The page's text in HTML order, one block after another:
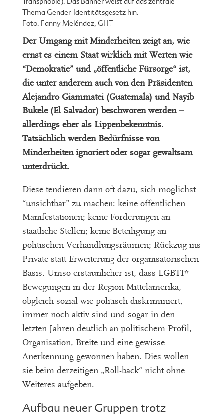
Transphobie). Das Banner weist auf das zentrale
Thema Gender-Identitätsgesetz hin.
Foto: Fanny Meléndez, GHT
Der Umgang mit Minderheiten zeigt an, wie
ernst es einem Staat wirklich mit Werten wie
“Demokratie” und „öffentliche Fürsorge“ ist,
die unter anderem auch von den Präsidenten
Alejandro Giammatei (Guatemala) und Nayib
Bukele (El Salvador) beschworen werden –
allerdings eher als Lippenbekenntnis.
Tatsächlich werden Bedürfnisse von
Minderheiten ignoriert oder sogar gewaltsam
unterdrückt.
Diese tendieren dann oft dazu, sich möglichst
“unsichtbar” zu machen: keine öffentlichen
Manifestationen; keine Forderungen an
staatliche Stellen; keine Beteiligung an
politischen Verhandlungsräumen; Rückzug ins
Private statt Erweiterung der organisatorischen
Basis. Umso erstaunlicher ist, dass LGBTI*-
Bewegungen in der Region Mittelamerika,
obgleich sozial wie politisch diskriminiert,
immer noch aktiv sind und sogar in den
letzten Jahren deutlich an politischem Profil,
Organisation, Breite und eine gewisse
Anerkennung gewonnen haben. Dies wollen
sie beim derzeitigen „Roll-back“ nicht ohne
Weiteres aufgeben.
Aufbau neuer Gruppen trotz